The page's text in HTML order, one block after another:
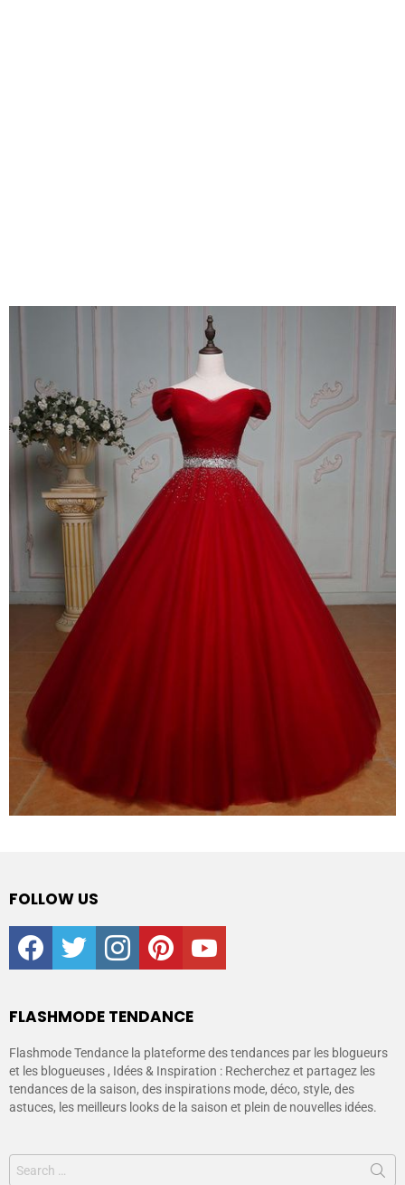
FOLLOW US
facebooktwitter instagrampinterestyoutube
FLASHMODE TENDANCE
Flashmode Tendance la plateforme des tendances par les blogueurs
et les blogueuses , Idées & Inspiration : Recherchez et partagez les
tendances de la saison, des inspirations mode, déco, style, des
astuces, les meilleurs looks de la saison et plein de nouvelles idées.